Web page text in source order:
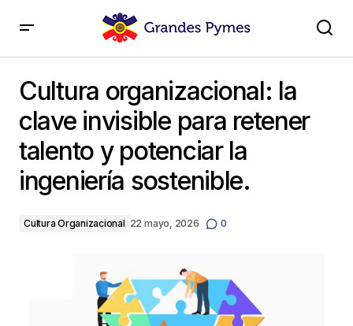
talento y potenciar la ingeniería sostenible.
Cultura organizacional: la
clave invisible para retener
talento y potenciar la
ingeniería sostenible.
Cultura Organizacional 22 mayo, 2026 0